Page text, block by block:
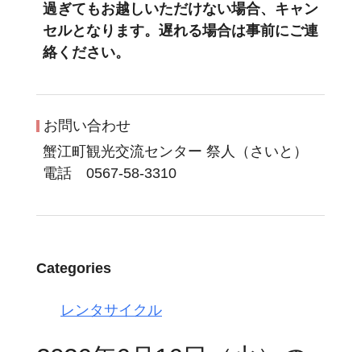
過ぎてもお越しいただけない場合、キャン
セルとなります。遅れる場合は事前にご連
絡ください。
お問い合わせ
蟹江町観光交流センター 祭人（さいと）
電話 0567-58-3310
Categories
レンタサイクル